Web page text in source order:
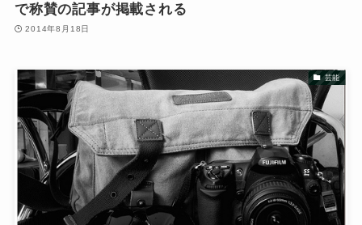
で称賛の記事が掲載される
2014年8月18日
芸能